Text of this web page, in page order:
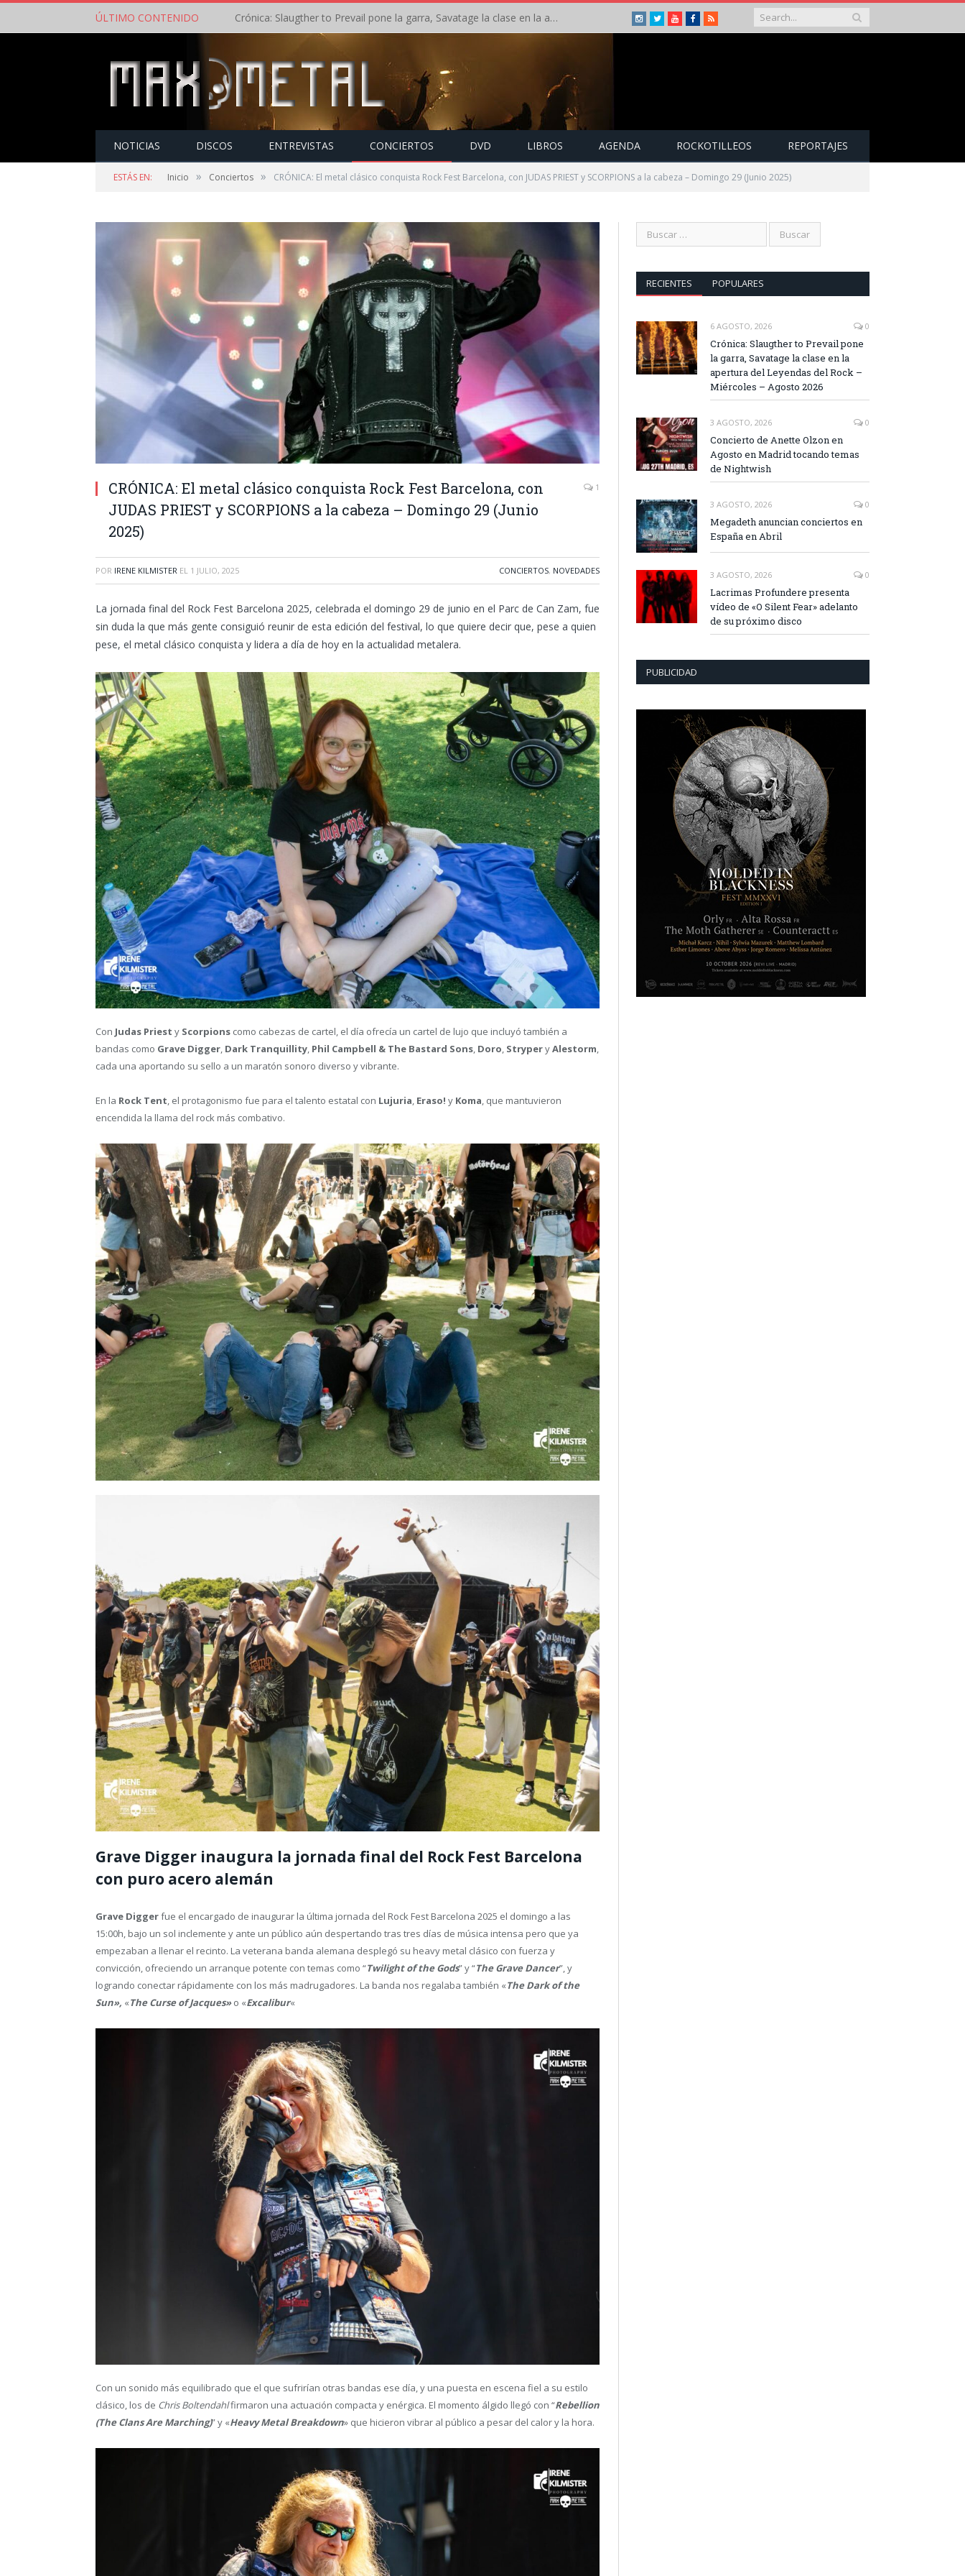
ÚLTIMO CONTENIDO Crónica: Slaugther to Prevail pone la garra, Savatage la clase en la apertura del Leyendas del Rock – Miércoles – Agosto 2026 Instagram
TwitterYoutubeFacebook
RSS
NOTICIAS DISCOS ENTREVISTAS CONCIERTOS DVD LIBROS AGENDA ROCKOTILLEOS REPORTAJES
ESTÁS EN: Inicio » Conciertos » CRÓNICA: El metal clásico conquista Rock Fest Barcelona, con JUDAS PRIEST y SCORPIONS a la cabeza – Domingo 29 (Junio 2025)
CRÓNICA: El metal clásico conquista Rock Fest Barcelona, con
JUDAS PRIEST y SCORPIONS a la cabeza – Domingo 29 (Junio
2025)
1
POR IRENE KILMISTER EL 1 JULIO, 2025 CONCIERTOS, NOVEDADES
La jornada final del Rock Fest Barcelona 2025, celebrada el domingo 29 de junio en el Parc de Can Zam, fue
sin duda la que más gente consiguió reunir de esta edición del festival, lo que quiere decir que, pese a quien
pese, el metal clásico conquista y lidera a día de hoy en la actualidad metalera.
Con Judas Priest y Scorpions como cabezas de cartel, el día ofrecía un cartel de lujo que incluyó también a
bandas como Grave Digger, Dark Tranquillity, Phil Campbell & The Bastard Sons, Doro, StryperyAlestorm,
cada una aportando su sello a un maratón sonoro diverso y vibrante.
En la Rock Tent, el protagonismo fue para el talento estatal con Lujuria, Eraso! y Koma, que mantuvieron
encendida la llama del rock más combativo.
Grave Digger inaugura la jornada final del Rock Fest Barcelona
con puro acero alemán
Grave Diggerfue el encargado de inaugurar la última jornada del Rock Fest Barcelona 2025 el domingo a las
15:00h, bajo un sol inclemente y ante un público aún despertando tras tres días de música intensa pero que ya
empezaban a llenar el recinto. La veterana banda alemana desplegó su heavy metal clásico con fuerza y
convicción, ofreciendo un arranque potente con temas como “Twilight of the Gods” y “The Grave Dancer”, y
logrando conectar rápidamente con los más madrugadores. La banda nos regalaba también «The Dark of the
Sun», «The Curse of Jacques»o «Excalibur«
Con un sonido más equilibrado que el que sufrirían otras bandas ese día, y una puesta en escena fiel a su estilo
clásico, los de Chris Boltendahlfirmaron una actuación compacta y enérgica. El momento álgido llegó con “Rebellion
(The Clans Are Marching)” y «Heavy Metal Breakdown» que hicieron vibrar al público a pesar del calor y la hora.
RECIENTES POPULARES
6 AGOSTO, 2026 0
Crónica: Slaugther to Prevail pone
la garra, Savatage la clase en la
apertura del Leyendas del Rock –
Miércoles – Agosto 2026
3 AGOSTO, 2026 0
Concierto de Anette Olzon en
Agosto en Madrid tocando temas
de Nightwish
3 AGOSTO, 2026 0
Megadeth anuncian conciertos en
España en Abril
3 AGOSTO, 2026 0
Lacrimas Profundere presenta
vídeo de «O Silent Fear» adelanto
de su próximo disco
PUBLICIDAD